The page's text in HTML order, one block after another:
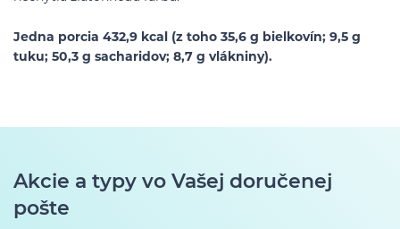
Jedna porcia 432,9 kcal (z toho 35,6 g bielkovín; 9,5 g
tuku; 50,3 g sacharidov; 8,7 g vlákniny).
Akcie a typy vo Vašej doručenej
pošte